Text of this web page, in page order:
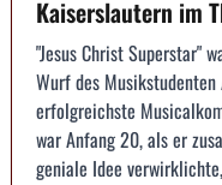
Kaiserslautern im
"Jesus Christ Superstar"
Wurf des Musikstudenten
erfolgreichste
war Anfang 20, als er
geniale Idee